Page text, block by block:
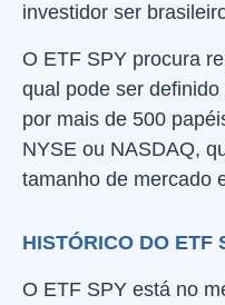
investidor ser
O ETF SPY procura
qual pode ser
por mais de 500
NYSE ou NASDAQ,
tamanho de mercado
HISTÓRICO DO ETF
O ETF SPY está no